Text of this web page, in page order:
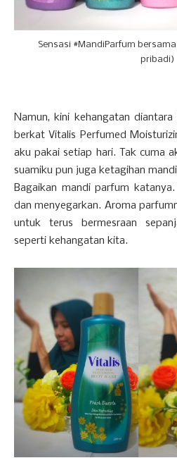
Sensasi #MandiParfum
pribadi)
Namun, kini kehangatan
berkat Vitalis Perfumed
aku pakai setiap hari. Tak cuma
suamiku pun juga ketagihan
Bagaikan mandi parfum
dan menyegarkan. Aroma
untuk terus bermesraan
seperti kehangatan kita.